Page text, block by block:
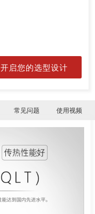
开启您的选型设计
常见问题 使用视频